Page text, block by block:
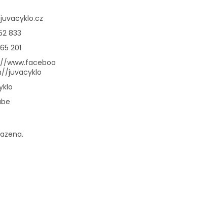
juvacyklo.cz
833
201
www.faceboo
juvacyklo